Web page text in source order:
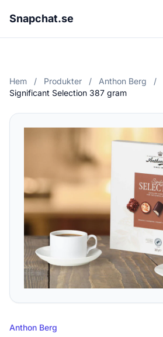
Snapchat.se
Hem / Produkter / Anthon Berg /
Significant Selection 387 gram
Anthon Berg